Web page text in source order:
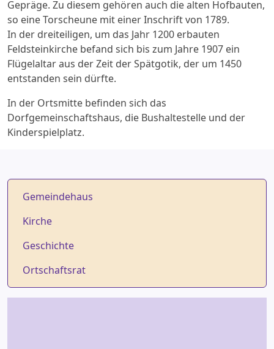
Gepräge. Zu diesem gehören auch die alten Hofbauten,
so eine Torscheune mit einer Inschrift von 1789.
In der dreiteiligen, um das Jahr 1200 erbauten
Feldsteinkirche befand sich bis zum Jahre 1907 ein
Flügelaltar aus der Zeit der Spätgotik, der um 1450
entstanden sein dürfte.
In der Ortsmitte befinden sich das
Dorfgemeinschaftshaus, die Bushaltestelle und der
Kinderspielplatz.
Gemeindehaus
Kirche
Geschichte
Ortschaftsrat